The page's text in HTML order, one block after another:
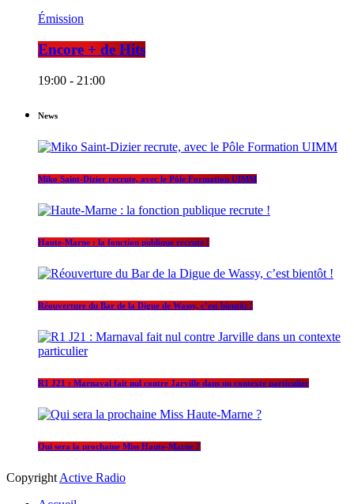
Émission
Encore + de Hits
19:00 - 21:00
News
Miko Saint-Dizier recrute, avec le Pôle Formation UIMM
Haute-Marne : la fonction publique recrute !
Réouverture du Bar de la Digue de Wassy, c’est bientôt !
R1 J21 : Marnaval fait nul contre Jarville dans un contexte particulier
Qui sera la prochaine Miss Haute-Marne ?
Copyright Active Radio